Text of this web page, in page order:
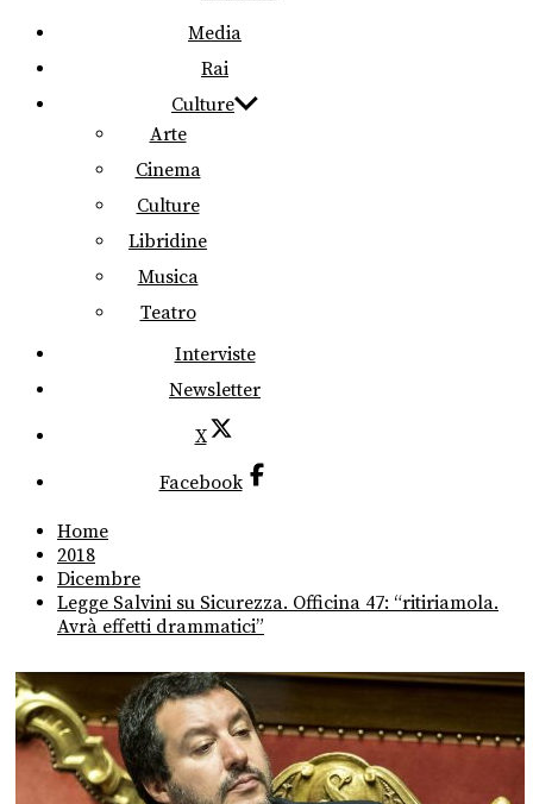
Media
Rai
Culture
Arte
Cinema
Culture
Libridine
Musica
Teatro
Interviste
Newsletter
X
Facebook
Home
2018
Dicembre
Legge Salvini su Sicurezza. Officina 47: “ritiriamola.
Avrà effetti drammatici”